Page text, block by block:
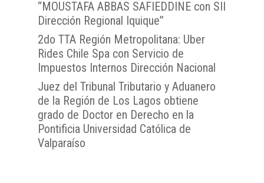
“MOUSTAFA ABBAS SAFIEDDINE con SII
Dirección Regional Iquique”
2do TTA Región Metropolitana: Uber
Rides Chile Spa con Servicio de
Impuestos Internos Dirección Nacional
Juez del Tribunal Tributario y Aduanero
de la Región de Los Lagos obtiene
grado de Doctor en Derecho en la
Pontificia Universidad Católica de
Valparaíso
Antofagasta
TTA de la Región de
Coquimbo
Metropolitana
Libertador General
O`Higgins
TTA de la Región del
TTA de la Región de
TTA de la Región de
TTA de la Región de
Lagos
TTA de la Región de
del General Carlos
Atención Soporte
Lunes a Viernes entre
08:00 a 17:00